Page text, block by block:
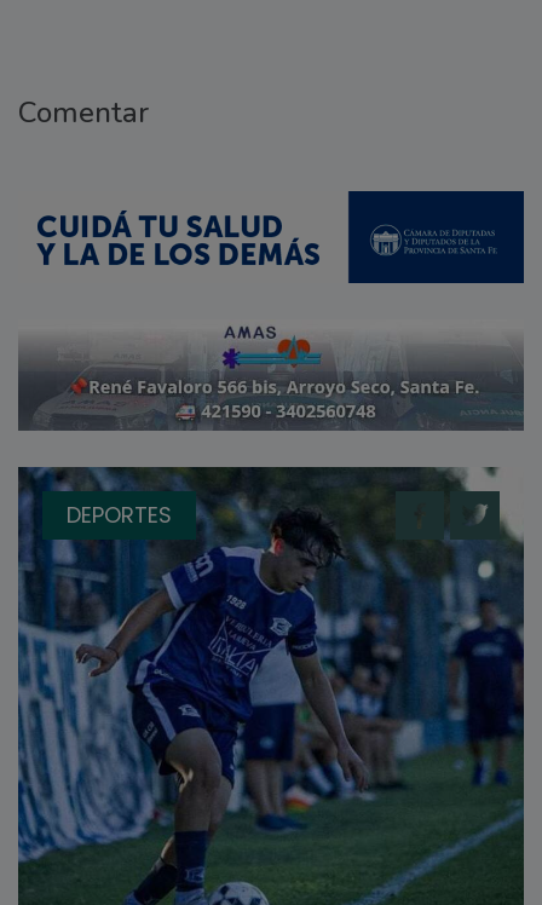
Comentar
DEPORTES